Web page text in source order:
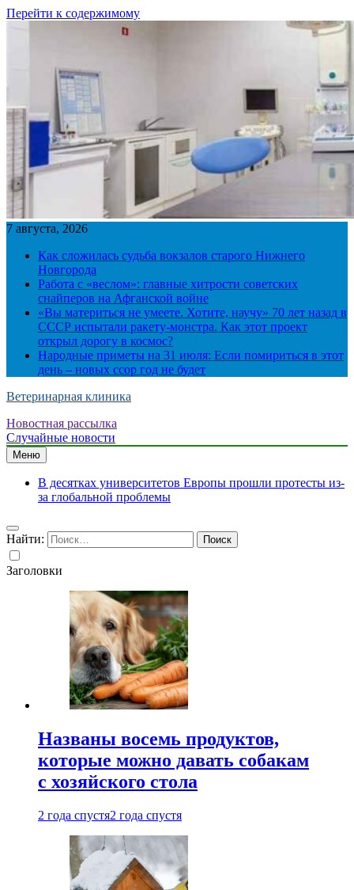
Перейти к содержимому
7 августа, 2026
Как сложилась судьба вокзалов старого Нижнего
Новгорода
Работа с «веслом»: главные хитрости советских
снайперов на Афганской войне
«Вы материться не умеете. Хотите, научу» 70 лет назад в
СССР испытали ракету-монстра. Как этот проект
открыл дорогу в космос?
Народные приметы на 31 июля: Если помириться в этот
день – новых ссор год не будет
Ветеринарная клиника
Новостная рассылка
Случайные новости
Меню
В десятках университетов Европы прошли протесты из-
за глобальной проблемы
Найти:
Заголовки
Названы восемь продуктов,
которые можно давать собакам
с хозяйского стола
2 года спустя2 года спустя